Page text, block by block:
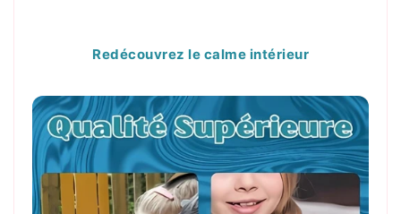
Redécouvrez le calme intérieur